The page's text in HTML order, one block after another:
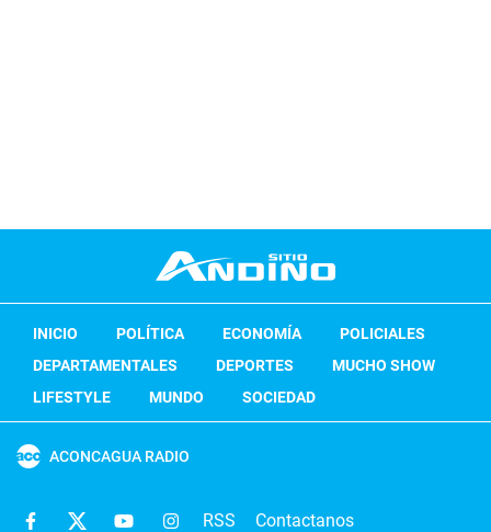
INICIO POLÍTICA ECONOMÍA
POLICIALES
DEPARTAMENTALES
DEPORTES
MUCHO SHOW
LIFESTYLE
MUNDO SOCIEDAD
ACONCAGUA RADIO
RSS Contactanos